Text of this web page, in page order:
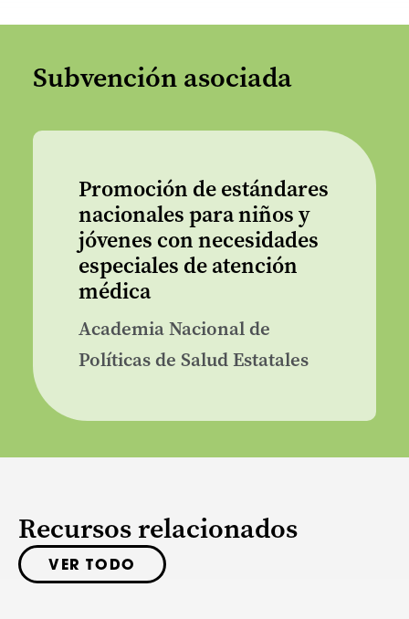
Subvención asociada
Promoción de estándares
nacionales para niños y
jóvenes con necesidades
especiales de atención
médica
Academia Nacional de
Políticas de Salud Estatales
Recursos relacionados
VER TODO